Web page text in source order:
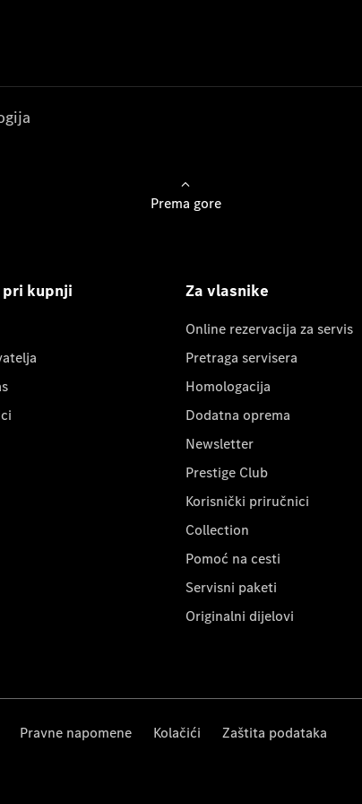
Prema gore
kupnji Za vlasnike
Online rezervacija za servis
Pretraga servisera
Homologacija
Dodatna oprema
Newsletter
Prestige Club
Korisnički priručnici
Collection
Pomoć na cesti
Servisni paketi
Originalni dijelovi
Pravne napomene Kolačići Zaštita podataka